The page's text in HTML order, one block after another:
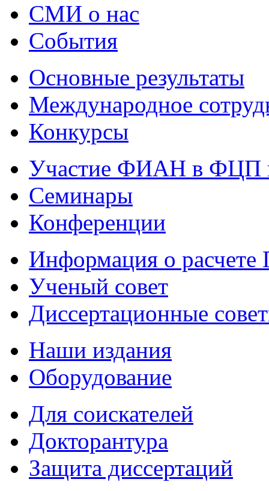
СМИ о нас
События
Основные результаты
Международное
Конкурсы
Участие ФИАН в ФЦП
Семинары
Конференции
Информация о
Ученый совет
Диссертационные
Наши издания
Оборудование
Для соискателей
Докторантура
Защита диссертаций